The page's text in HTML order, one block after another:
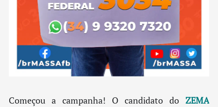
Começou a campanha! O candidato doZEMA